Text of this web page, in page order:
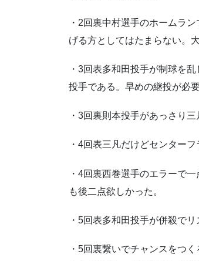
・2回裏中村選手のホームラ
げる方としてはたまらない。
・3回表多和田投手が制球を
投手である。早めの継投が必要
・3回裏則本投手があっさり
・4回表三凡だけどセンター
・4回裏西巻選手のエラーで
も後二点欲しかった。
・5回表多和田投手が併殺で
・5回裏繋いでチャンスをつ